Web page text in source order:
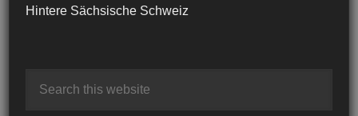
Hintere Sächsische Schweiz